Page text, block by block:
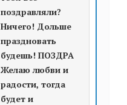
поздравляли?
Ничего! Дольше
праздновать
будешь! ПОЗДРАВЛЯЮ!
Желаю любви и
радости, тогда
будет и